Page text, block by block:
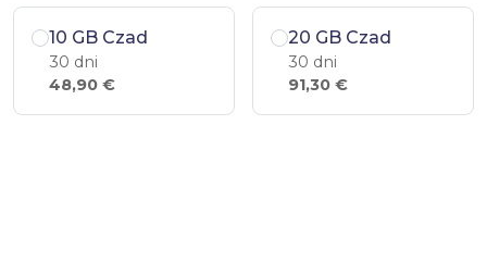
10 GB Czad
30 dni
48,90 €
20 GB Czad
30 dni
91,30 €